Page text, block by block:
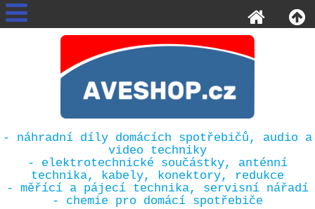
- náhradní díly domácích spotřebičů, audio a
video techniky
- elektrotechnické součástky, anténní
technika, kabely, konektory, redukce
- měřící a pájecí technika, servisní nářadí
- chemie pro domácí spotřebiče